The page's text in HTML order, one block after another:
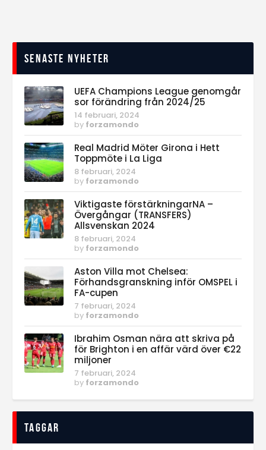
Senaste nyheter
UEFA Champions League genomgår
sor förändring från 2024/25
14 februari, 2024
by forzamondo
Real Madrid Möter Girona i Hett
Toppmöte i La Liga
8 februari, 2024
by forzamondo
Viktigaste förstärkningarNA –
Övergångar (TRANSFERS)
Allsvenskan 2024
8 februari, 2024
by forzamondo
Aston Villa mot Chelsea:
Förhandsgranskning inför OMSPEL i
FA-cupen
7 februari, 2024
by forzamondo
Ibrahim Osman nära att skriva på
för Brighton i en affär värd över €22
miljoner
7 februari, 2024
by forzamondo
Taggar